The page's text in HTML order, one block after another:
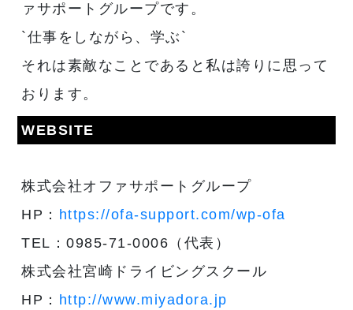
ァサポートグループです。
`仕事をしながら、学ぶ`
それは素敵なことであると私は誇りに思って
おります。
WEBSITE
株式会社オファサポートグループ
HP： https://ofa-support.com/wp-ofa
TEL：0985-71-0006（代表）
株式会社宮崎ドライビングスクール
HP： http://www.miyadora.jp